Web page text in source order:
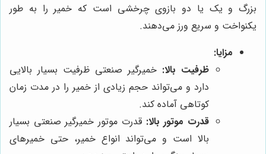
بزرگ و یک یا دو بازوی چرخشی است که خمیر را به طور
یکنواخت و سریع ورز می‌دهند.
مزایا:
ظرفیت بالا: خمیرگیر صنعتی ظرفیت بسیار بالایی
دارد و می‌تواند حجم زیادی از خمیر را در مدت زمان
کوتاهی آماده کند.
قدرت موتور بالا: قدرت موتور خمیرگیر صنعتی بسیار
بالا است و می‌تواند انواع خمیر، حتی خمیرهای